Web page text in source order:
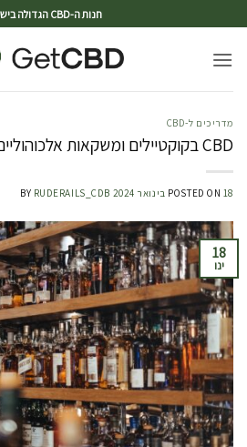
חנות ה-CBD הגדולה בישראל
מדריכים ל-CBD
CBD בקוקטיילים ומשקאות אלכוהוליים – אפשרי וכדאי?
POSTED ON 18 בינואר 2024 BY RUDERAILS_CDB
18
ינו